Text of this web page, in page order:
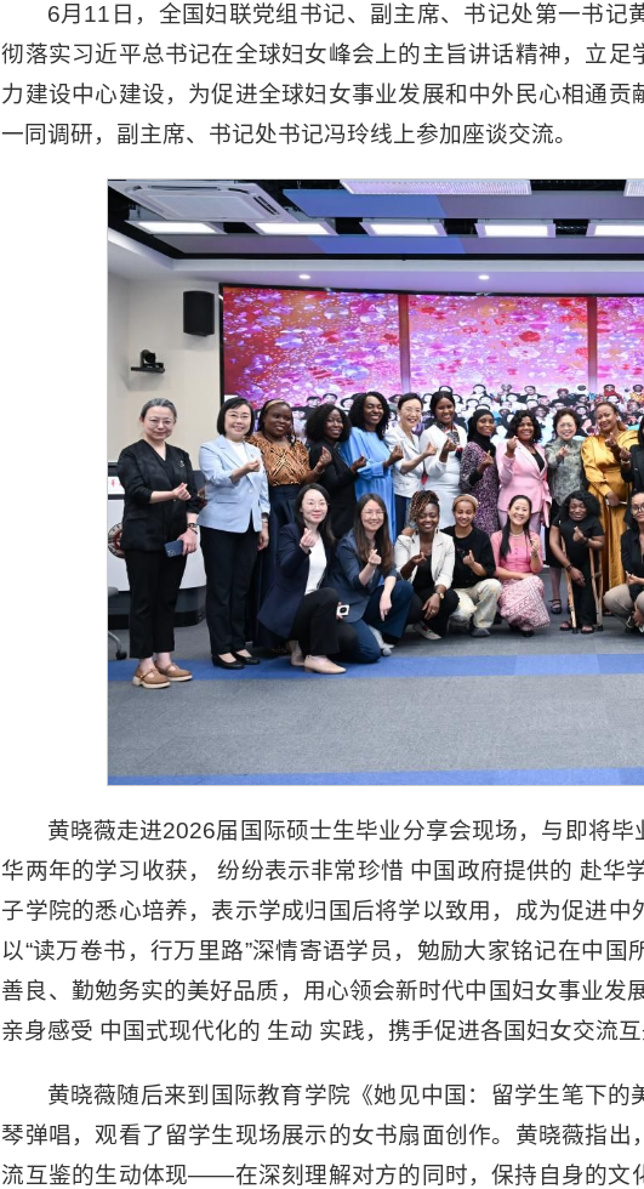
6月11日，全国妇联党组书记、副主席、书记处第一书记
彻落实习近平总书记在全球妇女峰会上的主旨讲话精神，立
力建设中心建设，为促进全球妇女事业发展和中外民心相通
一同调研，副主席、书记处书记冯玲线上参加座谈交流。
黄晓薇走进2026届国际硕士生毕业分享会现场，与即将
华两年的学习收获， 纷纷表示非常珍惜 中国政府提供的 赴华
子学院的悉心培养，表示学成归国后将学以致用，成为促进
以“读万卷书，行万里路”深情寄语学员，勉励大家铭记在中
善良、勤勉务实的美好品质，用心领会新时代中国妇女事业发
亲身感受 中国式现代化的 生动 实践，携手促进各国妇女交流
黄晓薇随后来到国际教育学院《她见中国：留学生笔下
琴弹唱，观看了留学生现场展示的女书扇面创作。黄晓薇指
流互鉴的生动体现——在深刻理解对方的同时，保持自身的文